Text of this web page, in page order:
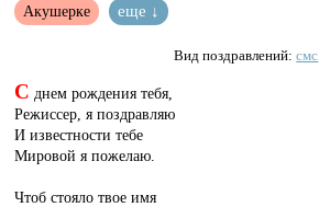
Акушерке еще ↓
Вид поздравлений:смс
С днем рождения тебя,
Режиссер, я поздравляю
И известности тебе
Мировой я пожелаю.
Чтоб стояло твое имя